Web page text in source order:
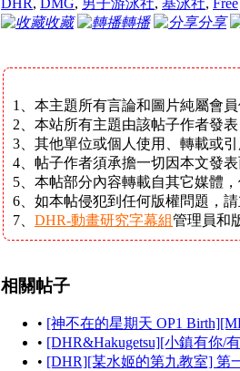
DHR, DMG, 男子游泳社, 基泳社, Free
收藏
轉播 分享
1、本主題所有言論和圖片純屬會
2、本站所有主題由該帖子作者發
3、其他單位或個人使用、轉載或
4、帖子作者須承擔一切因本文發
5、本帖部分內容轉載自其它媒體
6、如本帖侵犯到任何版權問題，
7、 DHR-動畫研究字幕組管理員和
相關帖子
• [神不在的星期天 OP1
• [DHR&Hakugetsu][小鎮有你/
• [DHR][某水姬的第九教室] 第